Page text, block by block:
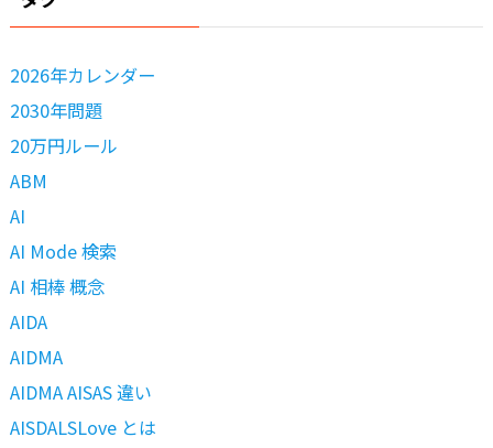
2026年カレンダー
2030年問題
20万円ルール
ABM
AI
AI Mode 検索
AI 相棒 概念
AIDA
AIDMA
AIDMA AISAS 違い
AISDALSLove とは